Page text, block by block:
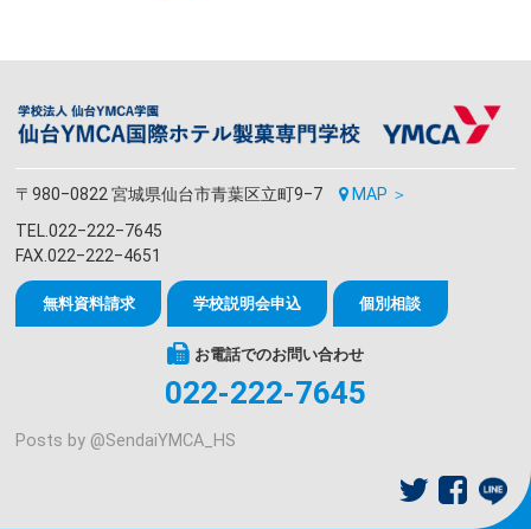
〒980‒0822 宮城県仙台市青葉区立町9‒7
MAP ＞
TEL.022‒222‒7645
FAX.022‒222‒4651
無料資料請求 学校説明会申込 個別相談
お電話でのお問い合わせ
022-222-7645
Posts by @SendaiYMCA_HS